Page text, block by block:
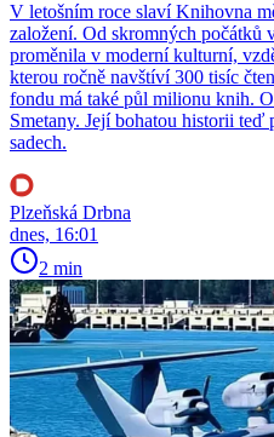
V letošním roce slaví Knihovna
založení. Od skromných počátků
proměnila v moderní kulturní,
kterou ročně navštíví 300 tisíc
fondu má také půl milionu knih.
Smetany. Její bohatou historii
sadech.
Plzeňská Drbna
dnes, 16:01
2 min